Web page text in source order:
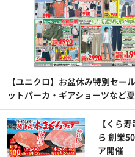
【ユニクロ】お盆休み特別セー
ットパーカ・ギアショーツなど
【くら
ら 創業
ア開催